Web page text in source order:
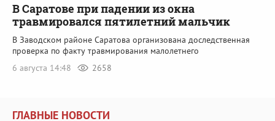
В Саратове при падении из окна
травмировался пятилетний мальчик
В Заводском районе Саратова организована доследственная
проверка по факту травмирования малолетнего
6 августа 14:48
2658
ГЛАВНЫЕ НОВОСТИ